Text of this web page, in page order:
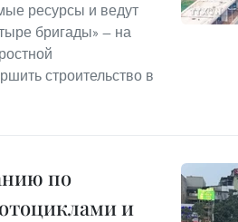
ресурсы и ведут
бригады» — на
строительство в
по
и